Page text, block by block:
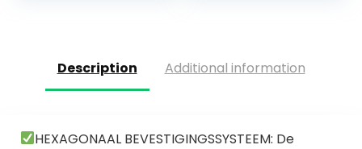
Description Additional information
HEXAGONAAL BEVESTIGINGSSYSTEEM: De